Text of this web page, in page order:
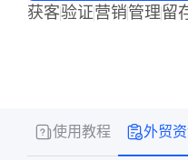
获客验证营销管理留
使用教程 外贸